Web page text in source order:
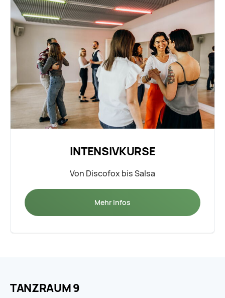
INTENSIVKURSE
Von Discofox bis Salsa
Mehr Infos
TANZRAUM 9